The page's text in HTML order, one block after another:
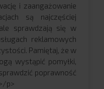
i zaangażowanie
są najczęściej
sprawdzają się w
reklamowych
Pamiętaj, że w
wystąpić pomyłki,
poprawność
p>